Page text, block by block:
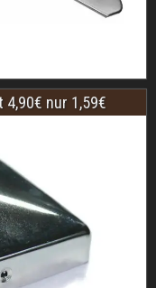
nur 1,59€